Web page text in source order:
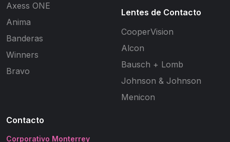
Axess ONE
Anima
Banderas
Winners
Bravo
Lentes de Contacto
CooperVision
Alcon
Bausch + Lomb
Johnson & Johnson
Menicon
Contacto
Corporativo Monterrey